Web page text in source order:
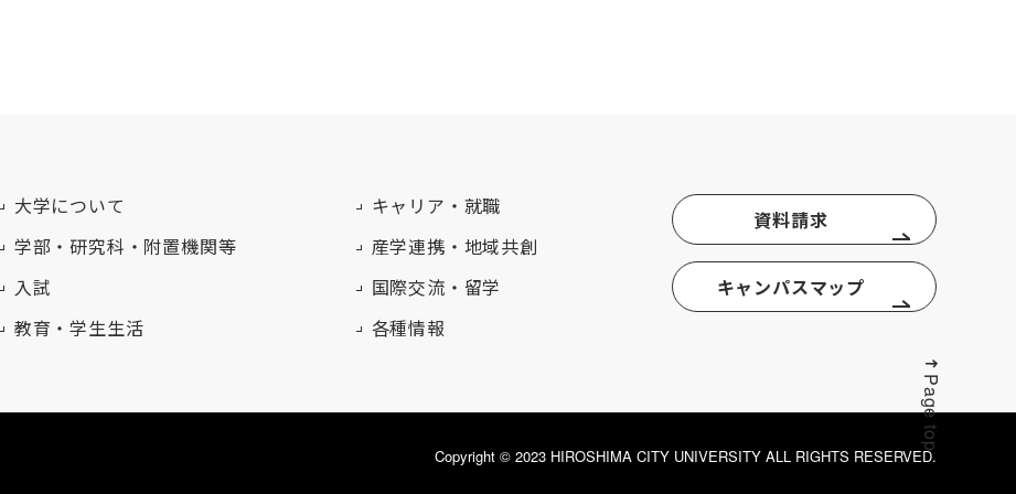
大学について
学部・研究科・附置機関等
入試
教育・学生生活
キャリア・就職
産学連携・地域共創
国際交流・留学
各種情報
資料請求
キャンパスマップ
Page top
Copyright © 2023 HIROSHIMA CITY UNIVERSITY ALL RIGHTS RESERVED.